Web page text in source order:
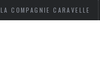
LA COMPAGNIE CARAVELLE